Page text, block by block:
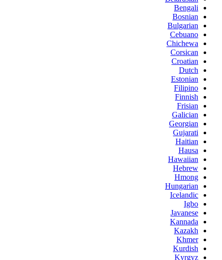
Bengali
Bosnian
Bulgarian
Cebuano
Chichewa
Corsican
Croatian
Dutch
Estonian
Filipino
Finnish
Frisian
Galician
Georgian
Gujarati
Haitian
Hausa
Hawaiian
Hebrew
Hmong
Hungarian
Icelandic
Igbo
Javanese
Kannada
Kazakh
Khmer
Kurdish
Kyrgyz